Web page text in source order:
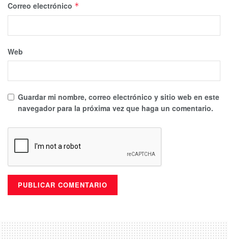
Correo electrónico *
Web
Guardar mi nombre, correo electrónico y sitio web en este
navegador para la próxima vez que haga un comentario.